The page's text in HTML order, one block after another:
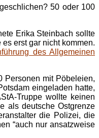
50 oder 100
Erika Steinbach sollte
erst gar nicht kommen.
des Allgemeinen
Personen mit Pöbeleien,
eingeladen hatte,
Truppe wollte keinen
als deutsche Ostgrenze
die Polizei, die
“auch nur ansatzweise